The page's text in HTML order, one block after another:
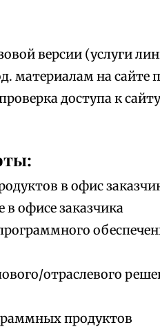
версии (услуги
материалам на сайте
доступа к
в офис
офисе заказчика
отраслевого
продуктов